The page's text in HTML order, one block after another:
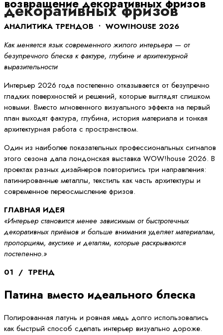
декоративных фризов
возвращение декоративных фризов
АНАЛИТИКА ТРЕНДОВ • WOW!HOUSE 2026
Как меняется язык современного жилого интерьера — от
безупречного блеска к фактуре, глубине и архитектурной
выразительности
Интерьер 2026 года постепенно отказывается от безупречно
гладких поверхностей и решений, которые выглядят слишком
новыми. Вместо мгновенного визуального эффекта на первый
план выходят фактура, глубина, история материала и тонкая
архитектурная работа с пространством.
Один из наиболее показательных профессиональных сигналов
этого сезона дала лондонская выставка WOW!house 2026. В
проектах разных дизайнеров повторились три направления:
патинированные металлы, текстиль как часть архитектуры и
современное переосмысление фризов.
ГЛАВНАЯ ИДЕЯ
«Интерьер становится менее зависимым от быстротечных
декоративных приёмов и больше внимания уделяет материалам,
пропорциям, акустике и деталям, которые раскрываются
постепенно.»
01 / ТРЕНД
Патина вместо идеального блеска
Полированная латунь и ровная медь долго использовались
как быстрый способ сделать интерьер визуально дороже.